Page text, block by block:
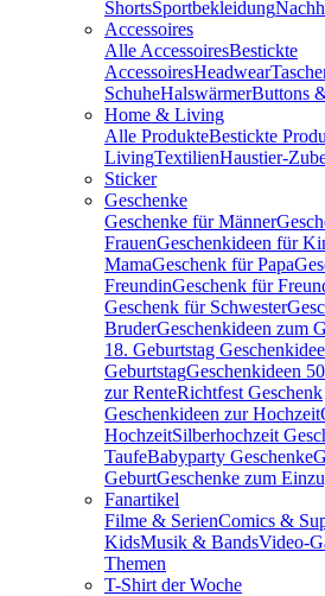
ShortsSportbekleidung
Accessoires
Alle AccessoiresBestickte
AccessoiresHeadwear
SchuheHalswärmerButtons
Home & Living
Alle ProdukteBestickte
LivingTextilienHaustier-
Sticker
Geschenke
Geschenke für Männer
FrauenGeschenkideen für
MamaGeschenk für Papa
FreundinGeschenk für
Geschenk für Schwester
BruderGeschenkideen zum
18. Geburtstag
GeburtstagGeschenkideen
zur RenteRichtfest Geschenk
Geschenkideen zur Hochzeit
HochzeitSilberhochzeit
TaufeBabyparty Geschenke
GeburtGeschenke zum
Fanartikel
Filme & SerienComics &
KidsMusik & BandsVideo-
Themen
T-Shirt der Woche